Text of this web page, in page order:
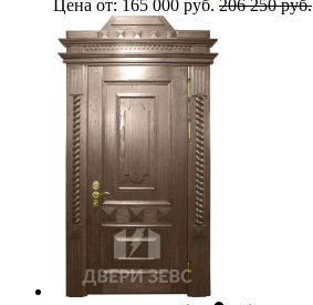
Цена от: 165 000 руб. 206 250 руб.